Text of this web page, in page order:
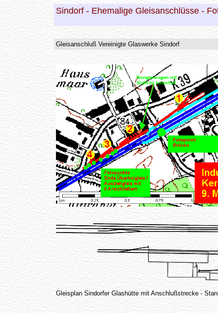
Sindorf - Ehemalige Gleisanschlüsse -
Gleisanschluß Vereinigte Glaswerke Sindorf
Gleisplan Sindorfer Glashütte mit Anschlußstrecke -